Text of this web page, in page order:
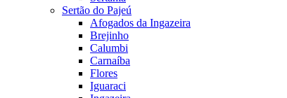
Sertão do Pajeú
Afogados da Ingazeira
Brejinho
Calumbi
Carnaíba
Flores
Iguaraci